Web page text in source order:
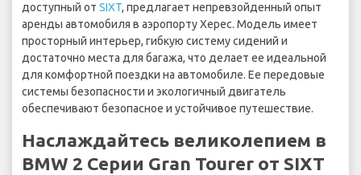
доступный от SIXT, предлагает непревзойденный опыт
аренды автомобиля в аэропорту Херес. Модель имеет
просторный интерьер, гибкую систему сидений и
достаточно места для багажа, что делает ее идеальной
для комфортной поездки на автомобиле. Ее передовые
системы безопасности и экологичный двигатель
обеспечивают безопасное и устойчивое путешествие.
Наслаждайтесь великолепием в
BMW 2 Серии Gran Tourer от SIXT